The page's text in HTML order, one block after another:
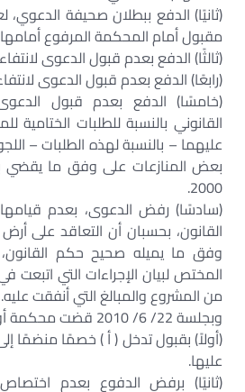
(ثانيًا) الدفع ببطلان صحيفة
مقبول أمام المحكمة المرفوع
(ثالثًا) الدفع بعدم قبول الدعوى
(رابعًا) الدفع بعدم قبول الدعوى لانتفاء
(خامسًا) الدفع بعدم قبول
القانوني بالنسبة للطلبات الختامية
عليهما – بالنسبة لهذه الطلبات –
2000.
(سادسًا) رفض الدعوى، بعدم
القانون، بحسبان أن التعاقد على
وفق ما يميله صحيح حكم
المختص لبيان الإجراءات التي اتبعت
من المشروع والمبالغ التي أنفقت عليه.
وبجلسة 22/ 6/ 2010 قضت محكمة أول درجة بالآتي:
(أولاً) بقبول تدخل ( أ ) خصمًا منضمًا
عليها.
(ثانيًا) برفض الدفوع بعدم